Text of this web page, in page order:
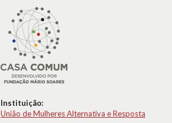
Instituição:
União de Mulheres Alternativa e Resposta